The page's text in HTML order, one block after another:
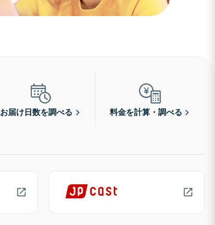
お届け日数を調べる 料金を計算・調べる